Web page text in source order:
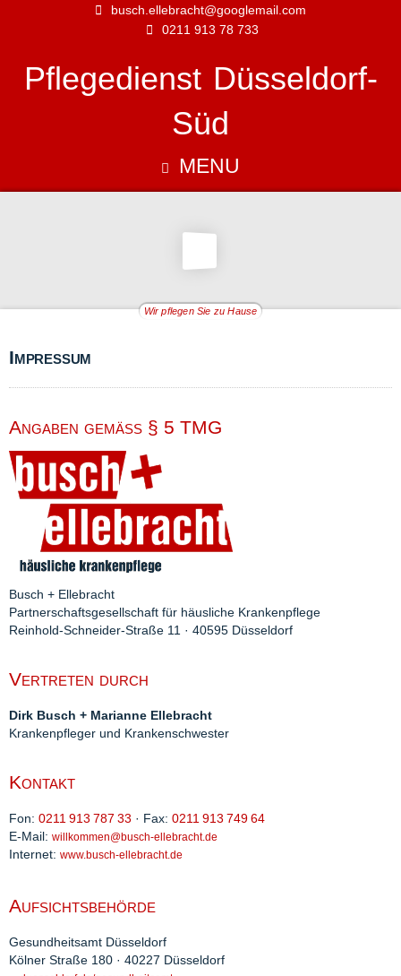
busch.ellebracht@googlemail.com
0211 913 78 733
Pflegedienst Düsseldorf-
Süd
MENU
Wir pflegen Sie zu Hause
Impressum
Angaben gemäß § 5 TMG
Busch + Ellebracht
Partnerschaftsgesellschaft für häusliche Krankenpflege
Reinhold-Schneider-Straße 11 · 40595 Düsseldorf
Vertreten durch
Dirk Busch + Marianne Ellebracht
Krankenpfleger und Krankenschwester
Kontakt
Fon: 0211 913 787 33 · Fax: 0211 913 749 64
E-Mail: willkommen@busch-ellebracht.de
Internet: www.busch-ellebracht.de
Aufsichtsbehörde
Gesundheitsamt Düsseldorf
Kölner Straße 180 · 40227 Düsseldorf